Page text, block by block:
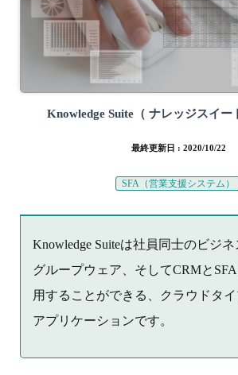
Knowledge Suite（ ナレッジスイー
最終更新日 : 2020/10/22
SFA（営業支援システム）
Knowledge Suiteは社員同士のビジ
グループウェア、そしてCRMと
用することができる、クラウドタ
アプリケーションです。